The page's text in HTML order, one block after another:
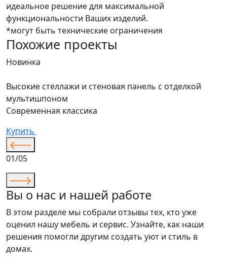
идеальное решение для максимальной
функциональности Ваших изделий.
*могут быть технические ограничения
Похожие проекты
Новинка
Высокие стеллажи и стеновая панель с отделкой
мультишпоном
Современная классика
Купить
01/05
Вы о нас и нашей работе
В этом разделе мы собрали отзывы тех, кто уже
оценил нашу мебель и сервис. Узнайте, как наши
решения помогли другим создать уют и стиль в
домах.